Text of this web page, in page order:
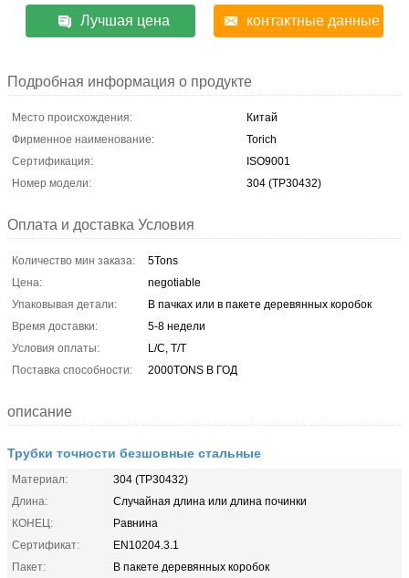
Лучшая цена контактные данные
Подробная информация о продукте
Место происхождения:
Китай
Фирменное наименование:
Torich
Сертификация:
ISO9001
Номер модели:
304 (TP30432)
Оплата и доставка Условия
Количество мин заказа:
5Tons
Цена:
negotiable
Упаковывая детали:
В пачках или в пакете деревянных коробок
Время доставки:
5-8 недели
Условия оплаты:
L/C, T/T
Поставка способности:
2000TONS В ГОД
описание
Трубки точности безшовные стальные
Материал:
304 (TP30432)
Длина:
Случайная длина или длина починки
КОНЕЦ:
Равнина
Сертификат:
EN10204.3.1
Пакет:
В пакете деревянных коробок